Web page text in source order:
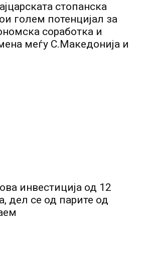
стопанска
голем потенцијал за
соработка и
меѓу С.Македонија и
инвестиција од 12
дел се од парите од